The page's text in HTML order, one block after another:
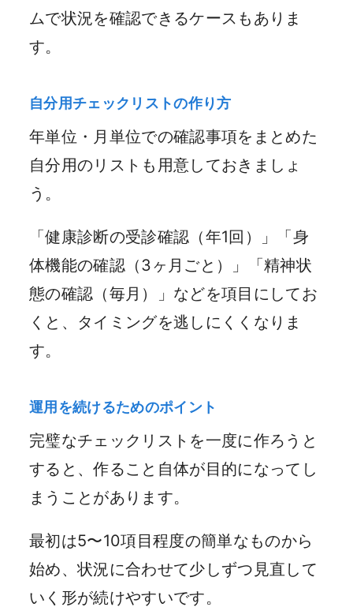
ムで状況を確認できるケースもありま
す。
自分用チェックリストの作り方
年単位・月単位での確認事項をまとめた
自分用のリストも用意しておきましょ
う。
「健康診断の受診確認（年1回）」「身
体機能の確認（3ヶ月ごと）」「精神状
態の確認（毎月）」などを項目にしてお
くと、タイミングを逃しにくくなりま
す。
運用を続けるためのポイント
完璧なチェックリストを一度に作ろうと
すると、作ること自体が目的になってし
まうことがあります。
最初は5〜10項目程度の簡単なものから
始め、状況に合わせて少しずつ見直して
いく形が続けやすいです。